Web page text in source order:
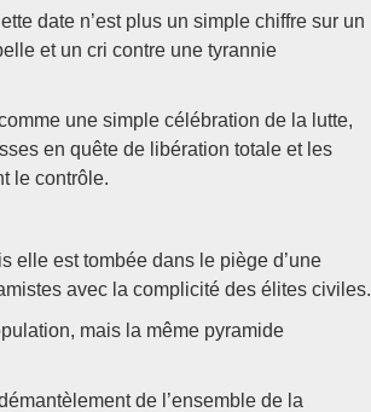
date n’est plus un simple chiffre sur un
et un cri contre une tyrannie
une simple célébration de la lutte,
en quête de libération totale et les
le contrôle.
elle est tombée dans le piège d’une
avec la complicité des élites civiles.
mais la même pyramide
de l’ensemble de la